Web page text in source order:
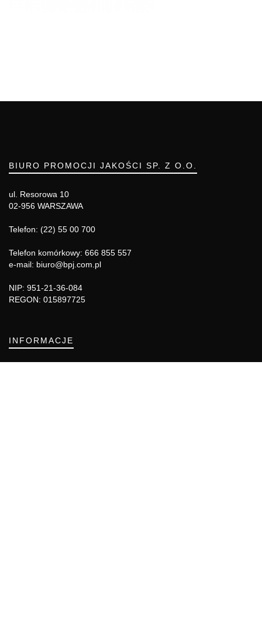
BIURO PROMOCJI JAKOŚCI SP. Z O.O.
ul. Resorowa 10
02-956 WARSZAWA
Telefon: (22) 55 00 700
Telefon komórkowy: 666 855 557
e-mail: biuro@bpj.com.pl
NIP: 951-21-36-084
REGON: 015897725
INFORMACJE